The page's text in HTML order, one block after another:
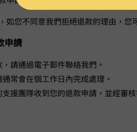
如您不同意我們拒絕退款的理由，您
申請
，請通過電子郵件聯絡我們。
常會在 3-5 個工作日內完成處理。
支援團隊收到您的退款申請，並經審